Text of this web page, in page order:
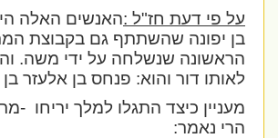
על פי דעת חז"ל :האנשים האלה
בן יפונה שהשתתף גם בקבוצת
הראשונה שנשלחה על ידי משה.
לאותו דור והוא: פנחס בן אלעזר בן
מעניין כיצד התגלו למלך יריחו -
הרי נאמר: